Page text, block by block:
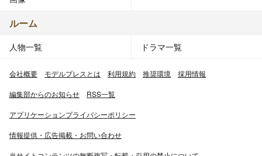
ルーム
人物一覧 ドラマ一覧
会社概要 モデルプレスとは 利用規約 推奨環境 採用情報
編集部からのお知らせ RSS一覧
アプリケーションプライバシーポリシー
情報提供・広告掲載・お問い合わせ